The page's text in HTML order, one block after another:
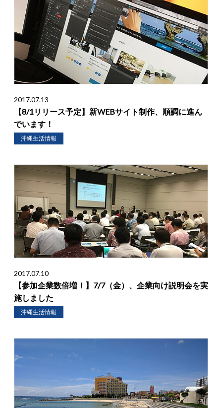
2017.07.13
【8/1リリース予定】新WEBサイト制作、順調に進ん
でいます！
沖縄生活情報
2017.07.10
【参加企業数倍増！】7/7（金）、企業向け説明会を実
施しました
沖縄生活情報